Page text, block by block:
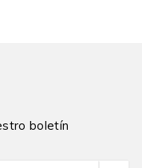
la revista
2014. Además, fue
y
boletín